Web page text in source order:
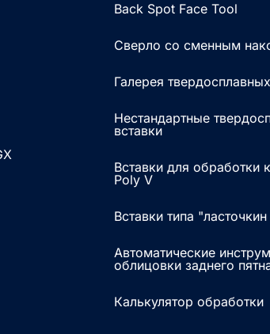
Back Spot Face Tool
Сверло со сменным
Галерея
Нестандартные
вставки
Вставки для обработки
Poly V
Вставки типа
Автоматические
облицовки заднего
Калькулятор обработки